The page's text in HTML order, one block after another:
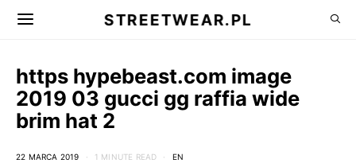
STREETWEAR.PL
https hypebeast.com image
2019 03 gucci gg raffia wide
brim hat 2
22 MARCA 2019 1 MINUTE READ EN